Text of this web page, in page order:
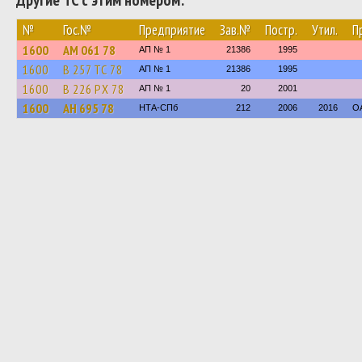
№ Гос.№ Предприятие Зав.№ Постр. Утил.
1600 АМ 061 78 АП № 1 21386 1995
1600 В 257 ТС 78 АП № 1 21386 1995
1600 В 226 РХ 78 АП № 1 20 2001
1600 АН 695 78 НТА-СПб 212 2006 2016